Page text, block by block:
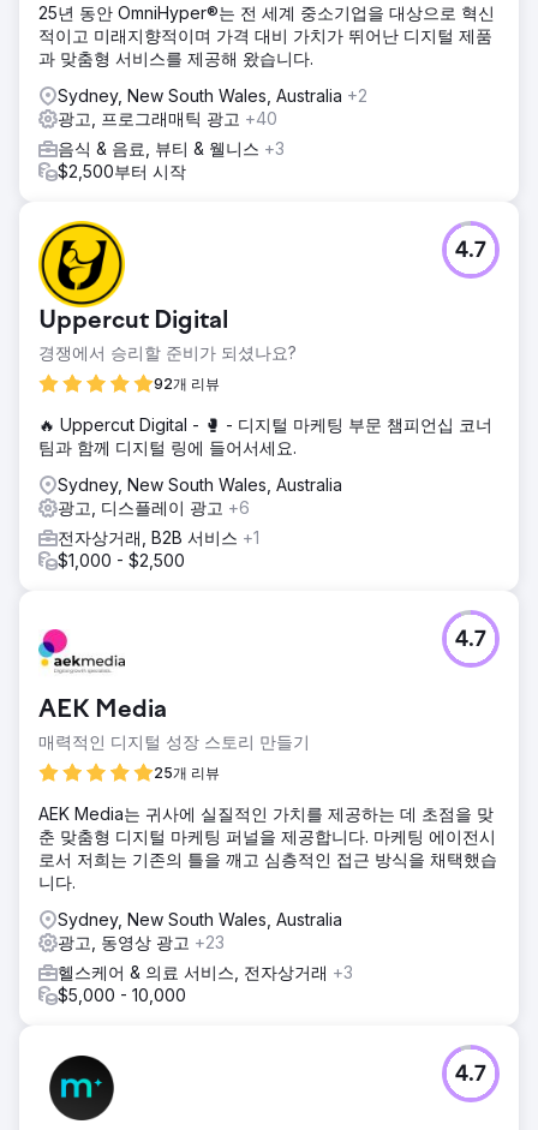
이 고객을 위해 디지털 제품군 전체를 담당했지만, 성수기였기
에 바로 합류하여 리드를 확보하고 싶었습니다. 이전 에이전시
에서 남겨둔 플레이북을 모두 버리고, 거절할 수 없을 만큼 효
과적인 랜딩 페이지 제작에 바로 착수했습니다. 2주 만에 랜딩
페이지가 공개되었고, 광고를 게재한 순간부터 이틀에 한 번씩
리드가 생성되기 시작했습니다.
결과
니다. 저희는 이 기간 동안 SEO를 계속 구축하고 있어서, 다시
라이브 서비스를 시작할 준비가 되면 일일 지출을 줄일 수 있
습니다.
에이전시 페이지로 이동
25년 동안 OmniHyper®는 전 세계 중소기업을 대상으로 혁신
적이고 미래지향적이며 가격 대비 가치가 뛰어난 디지털 제품
과 맞춤형 서비스를 제공해 왔습니다.
Sydney, New South Wales, Australia +2
광고, 프로그래매틱 광고 +40
음식 & 음료, 뷰티 & 웰니스 +3
$2,500부터 시작
Uppercut Digital
경쟁에서 승리할 준비가 되셨나요?
92개 리뷰
4.7
🔥 Uppercut Digital - 🥊 - 디지털 마케팅 부문 챔피언십 코너
팀과 함께 디지털 링에 들어서세요.
Sydney, New South Wales, Australia
광고, 디스플레이 광고 +6
전자상거래, B2B 서비스 +1
$1,000 - $2,500
AEK Media
매력적인 디지털 성장 스토리 만들기
25개 리뷰
4.7
AEK Media는 귀사에 실질적인 가치를 제공하는 데 초점을 맞
춘 맞춤형 디지털 마케팅 퍼널을 제공합니다. 마케팅 에이전시
로서 저희는 기존의 틀을 깨고 심층적인 접근 방식을 채택했습
니다.
Sydney, New South Wales, Australia
광고, 동영상 광고 +23
헬스케어 & 의료 서비스, 전자상거래 +3
$5,000 - 10,000
4.7